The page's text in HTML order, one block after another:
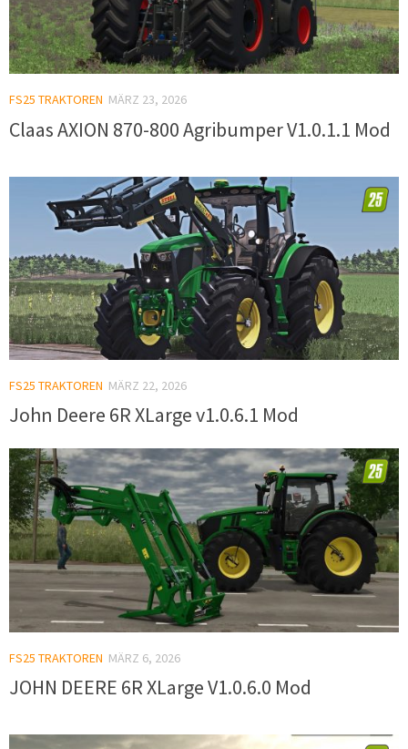
FS25 TRAKTOREN MÄRZ 23, 2026
Claas AXION 870-800 Agribumper V1.0.1.1 Mod
FS25 TRAKTOREN MÄRZ 22, 2026
John Deere 6R XLarge v1.0.6.1 Mod
FS25 TRAKTOREN MÄRZ 6, 2026
JOHN DEERE 6R XLarge V1.0.6.0 Mod